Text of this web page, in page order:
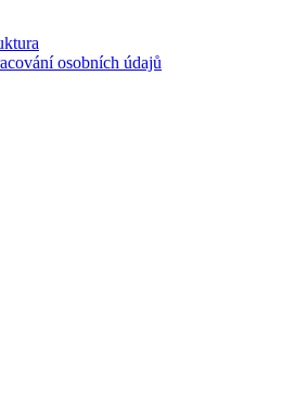
osobních údajů